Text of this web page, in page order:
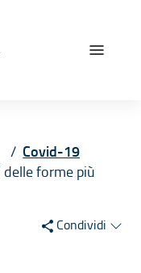
Covid-19
delle forme più
Condividi